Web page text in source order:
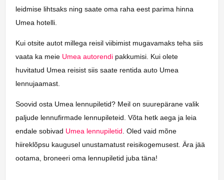
leidmise lihtsaks ning saate oma raha eest parima hinna
Umea hotelli.
Kui otsite autot millega reisil viibimist mugavamaks teha siis
vaata ka meie Umea autorendi pakkumisi. Kui olete
huvitatud Umea reisist siis saate rentida auto Umea
lennujaamast.
Soovid osta Umea lennupiletid? Meil on suurepärane valik
paljude lennufirmade lennupileteid. Võta hetk aega ja leia
endale sobivad Umea lennupiletid. Oled vaid mõne
hiireklõpsu kaugusel unustamatust reisikogemusest. Ära jää
ootama, broneeri oma lennupiletid juba täna!